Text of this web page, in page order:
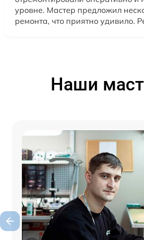
уровне. Мастер предложил
ремонта, что приятно удивило.
Наши